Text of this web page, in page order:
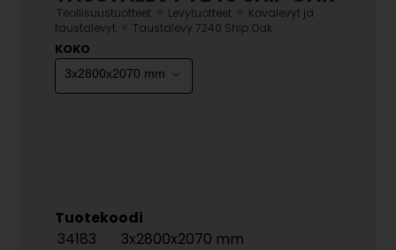
Teollisuustuotteet Levytuotteet
Kovalevyt ja
taustalevyt
Taustalevy 7240 Ship Oak
KOKO
Tuotekoodi
34183
3x2800x2070 mm